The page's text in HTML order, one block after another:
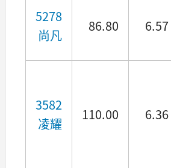
5278
尚凡
86.80 6.57
3582
凌耀
110.00 6.36